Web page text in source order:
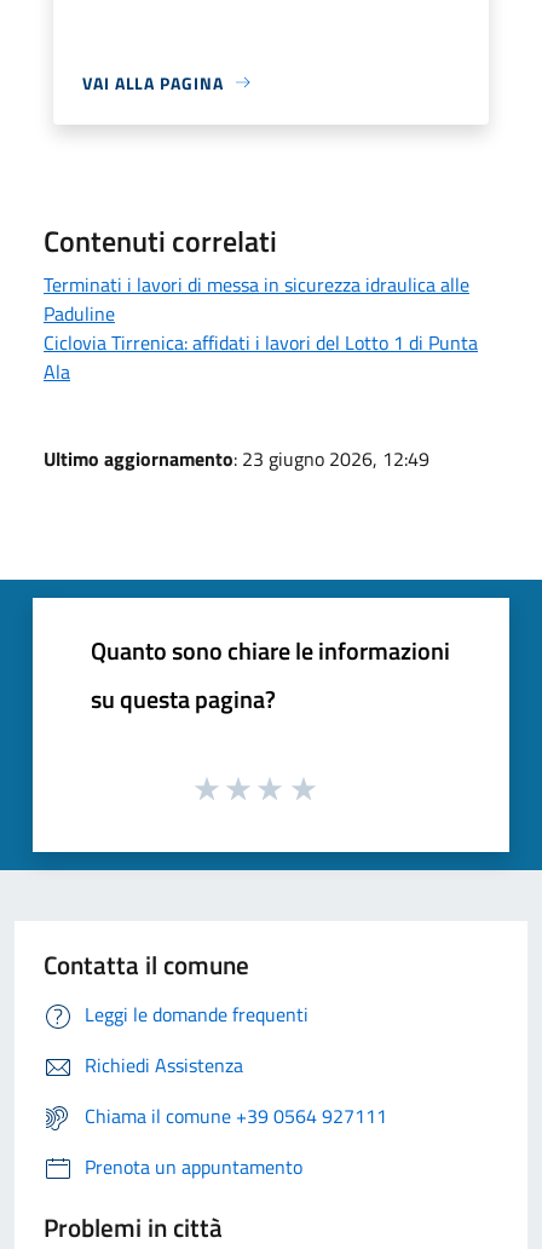
VAI ALLA PAGINA
Contenuti correlati
Terminati i lavori di messa in sicurezza idraulica alle
Paduline
Ciclovia Tirrenica: affidati i lavori del Lotto 1 di Punta
Ala
Ultimo aggiornamento: 23 giugno 2026, 12:49
Quanto sono chiare le informazioni
su questa pagina?
Contatta il comune
Leggi le domande frequenti
Richiedi Assistenza
Chiama il comune +39 0564 927111
Prenota un appuntamento
Problemi in città